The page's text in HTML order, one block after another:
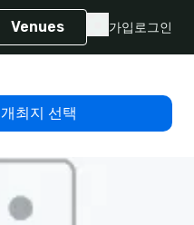
Venues 가입로그인
개최지 선택